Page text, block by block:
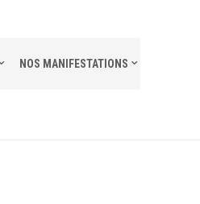
NOS MANIFESTATIONS